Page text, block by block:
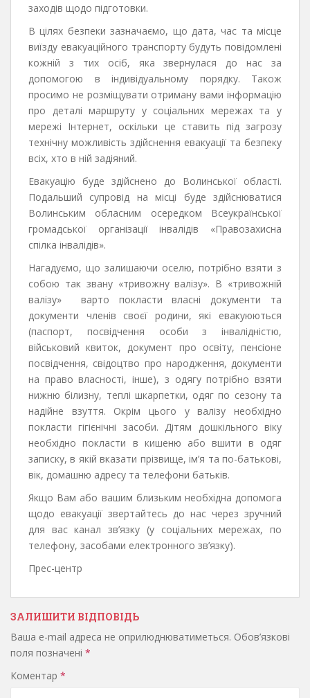
заходів щодо підготовки.
В цілях безпеки зазначаємо, що дата, час та місце
виїзду евакуаційного транспорту будуть повідомлені
кожній з тих осіб, яка звернулася до нас за
допомогою в індивідуальному порядку. Також
просимо не розміщувати отриману вами інформацію
про деталі маршруту у соціальних мережах та у
мережі Інтернет, оскільки це ставить під загрозу
технічну можливість здійснення евакуації та безпеку
всіх, хто в ній задіяний.
Евакуацію буде здійснено до Волинської області.
Подальший супровід на місці буде здійснюватися
Волинським обласним осередком Всеукраїнської
громадської організації інвалідів «Правозахисна
спілка інвалідів».
Нагадуємо, що залишаючи оселю, потрібно взяти з
собою так звану «тривожну валізу». В «тривожній
валізу» варто покласти власні документи та
документи членів своєї родини, які евакуюються
(паспорт, посвідчення особи з інвалідністю,
військовий квиток, документ про освіту, пенсіоне
посвідчення, свідоцтво про народження, документи
на право власності, інше), з одягу потрібно взяти
нижню білизну, теплі шкарпетки, одяг по сезону та
надійне взуття. Окрім цього у валізу необхідно
покласти гігієнічні засоби. Дітям дошкільного віку
необхідно покласти в кишеню або вшити в одяг
записку, в якій вказати прізвище, ім’я та по-батькові,
вік, домашню адресу та телефони батьків.
Якщо Вам або вашим близьким необхідна допомога
щодо евакуації звертайтесь до нас через зручний
для вас канал зв’язку (у соціальних мережах, по
телефону, засобами електронного зв’язку).
Прес-центр
ЗАЛИШИТИ ВІДПОВІДЬ
Ваша e-mail адреса не оприлюднюватиметься. Обов’язкові
поля позначені *
Коментар *